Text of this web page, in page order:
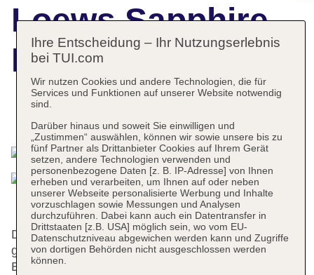
Loews Sapphire
Falls Resort
Das bietet Ihre Unterkunft
Das freundliche Personal an der Rezeption ist
gerne bei allen Fragen behilflich. Zu den
Einrichtungen des Hauses gehören eine
Ihre Entscheidung – Ihr Nutzungserlebnis
bei TUI.com
Wir nutzen Cookies und andere Technologien, die für
Services und Funktionen auf unserer Website notwendig
sind.
Darüber hinaus und soweit Sie einwilligen und
„Zustimmen“ auswählen, können wir sowie unsere bis zu
fünf Partner als Drittanbieter Cookies auf Ihrem Gerät
setzen, andere Technologien verwenden und
personenbezogene Daten [z. B. IP-Adresse] von Ihnen
erheben und verarbeiten, um Ihnen auf oder neben
unserer Webseite personalisierte Werbung und Inhalte
vorzuschlagen sowie Messungen und Analysen
durchzuführen. Dabei kann auch ein Datentransfer in
Drittstaaten [z.B. USA] möglich sein, wo vom EU-
Datenschutzniveau abgewichen werden kann und Zugriffe
von dortigen Behörden nicht ausgeschlossen werden
können.